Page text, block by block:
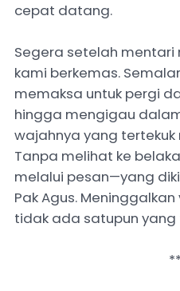
cepat datang.
‎Segera setelah mentari
kami berkemas.
memaksa untuk pergi
hingga mengigau
wajahnya yang
Tanpa melihat ke
melalui pesan—yang
Pak Agus.
tidak ada satupun yang